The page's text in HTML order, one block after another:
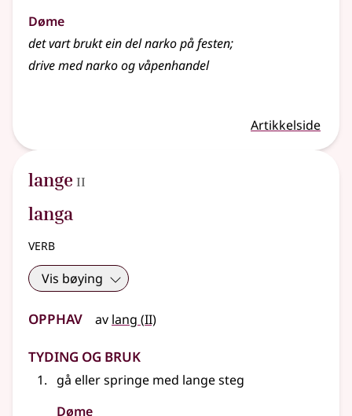
Døme
det vart brukt ein del narko på festen;
drive med narko og våpenhandel
Artikkelside
lange 2
II
langa
verb
Vis bøying
Opphav av lang (2
II)
Tyding og bruk
gå ellerspringe med lange steg
Døme